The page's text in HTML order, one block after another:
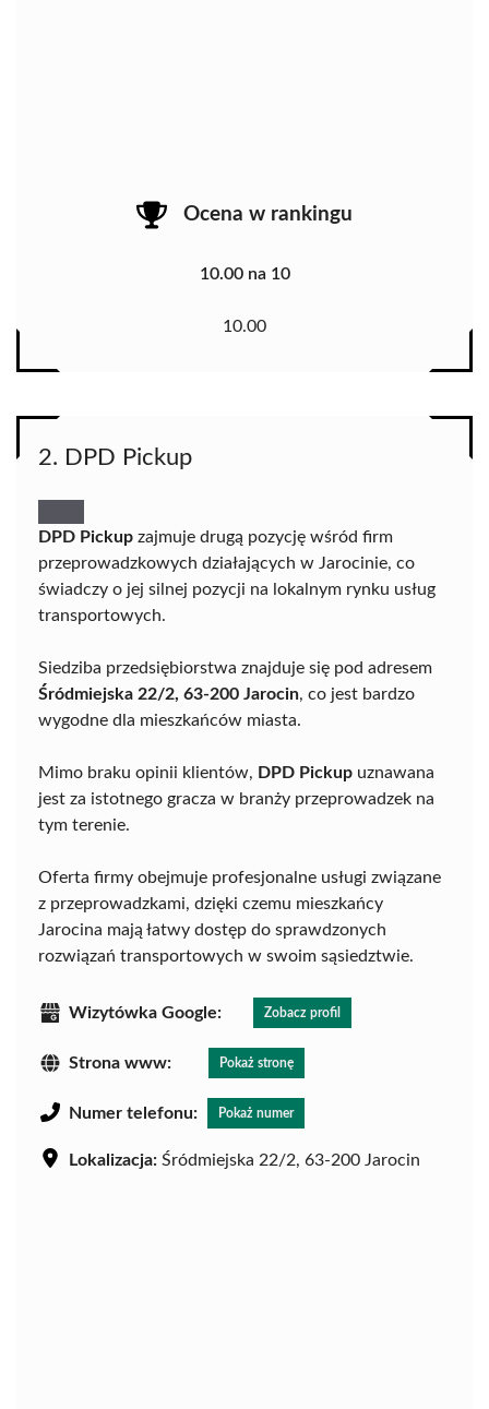
Ocena w rankingu
10.00 na 10
10.00
2. DPD Pickup
DPD Pickup zajmuje drugą pozycję wśród firm
przeprowadzkowych działających w Jarocinie, co
świadczy o jej silnej pozycji na lokalnym rynku usług
transportowych.
Siedziba przedsiębiorstwa znajduje się pod adresem
Śródmiejska 22/2, 63-200 Jarocin, co jest bardzo
wygodne dla mieszkańców miasta.
Mimo braku opinii klientów, DPD Pickup uznawana
jest za istotnego gracza w branży przeprowadzek na
tym terenie.
Oferta firmy obejmuje profesjonalne usługi związane
z przeprowadzkami, dzięki czemu mieszkańcy
Jarocina mają łatwy dostęp do sprawdzonych
rozwiązań transportowych w swoim sąsiedztwie.
Wizytówka Google: Zobacz profil
Strona www: Pokaż stronę
Numer telefonu: Pokaż numer
Lokalizacja: Śródmiejska 22/2, 63-200 Jarocin